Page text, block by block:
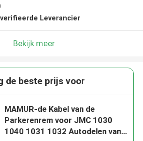
Leverancier
Bekijk meer
de beste prijs voor
MAMUR-de Kabel van de
Parkerenrem voor JMC 1030
1040 1031 1032 Autodelen van